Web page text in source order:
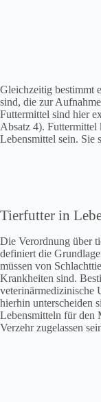
Gleichzeitig bestimmt
sind, die zur
Futtermittel sind hier
Absatz 4). Futtermittel
Lebensmittel sein. Sie
Tierfutter in
Die Verordnung über
definiert die
müssen von
Krankheiten sind.
veterinärmedizinische
hierhin unterscheiden
Lebensmitteln für den
Verzehr zugelassen